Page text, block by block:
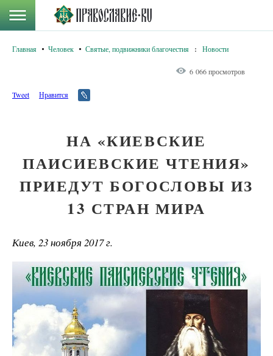
Главная Человек Святые, подвижники благочестия : Новости
6 066 просмотров
Tweet Нравится
НА «КИЕВСКИЕ
ПАИСИЕВСКИЕ ЧТЕНИЯ»
ПРИЕДУТ БОГОСЛОВЫ ИЗ
13 СТРАН МИРА
Киев, 23 ноября 2017 г.